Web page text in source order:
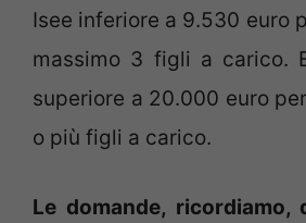
Isee inferiore a 9.530 euro
massimo 3 figli a carico.
superiore a 20.000 euro
o più figli a carico.
Le domande, ricordiamo,